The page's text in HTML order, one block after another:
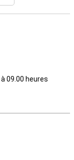
à 09.00 heures